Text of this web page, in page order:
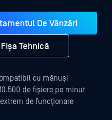
De Vânzări
Tehnică
cu mănuși
de fișiere pe minut
de funcționare